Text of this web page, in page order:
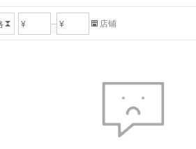
¥ ¥ 店铺